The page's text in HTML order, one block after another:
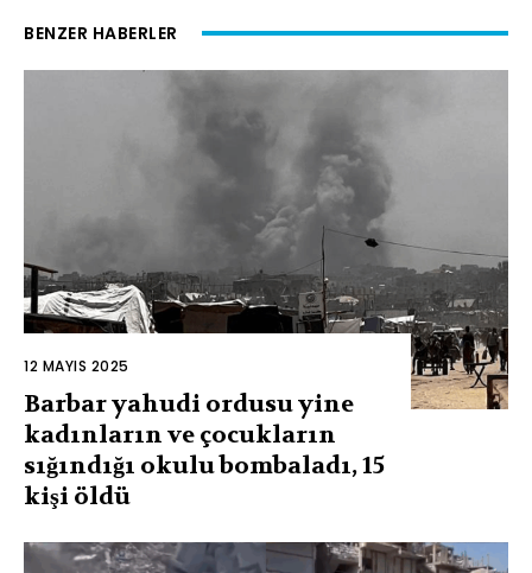
BENZER HABERLER
12 MAYIS 2025
Barbar yahudi ordusu yine
kadınların ve çocukların
sığındığı okulu bombaladı, 15
kişi öldü